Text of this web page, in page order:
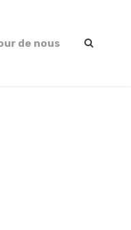
de nous